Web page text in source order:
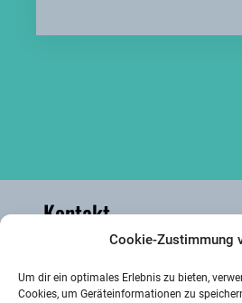
Cookie-Zustimmung
Um dir ein optimales Erlebnis zu bieten,
Cookies, um Geräteinformationen zu
Kontakt